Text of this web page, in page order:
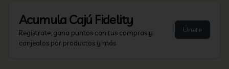
Acumula Cajú Fidelity
Regístrate, gana puntos con tus compras y
canjealos por productos y más
Únete